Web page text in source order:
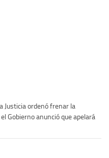
Justicia ordenó frenar la
Gobierno anunció que apelará